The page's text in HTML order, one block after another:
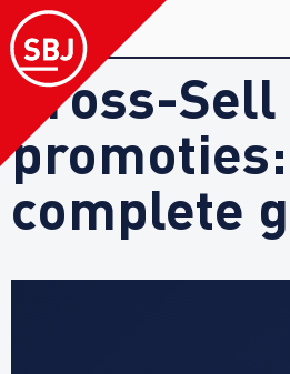
Cross-Sell
complete